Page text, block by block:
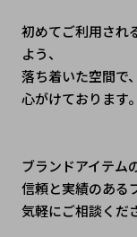
初めてご利用され
よう、
落ち着いた空間で
心がけております。
ブランドアイテム
信頼と実績のある
気軽にご相談くだ